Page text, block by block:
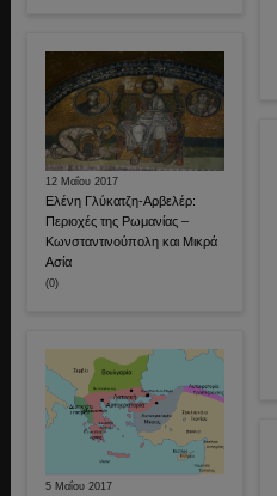
12 Μαΐου 2017
Ελένη Γλύκατζη-Αρβελέρ:
Περιοχές της Ρωμανίας –
Κωνσταντινούπολη και Μικρά
Ασία
(0)
5 Μαΐου 2017